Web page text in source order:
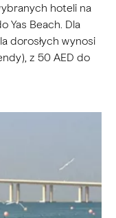
hoteli na
Yas Beach. Dla
dorosłych wynosi
z 50 AED do